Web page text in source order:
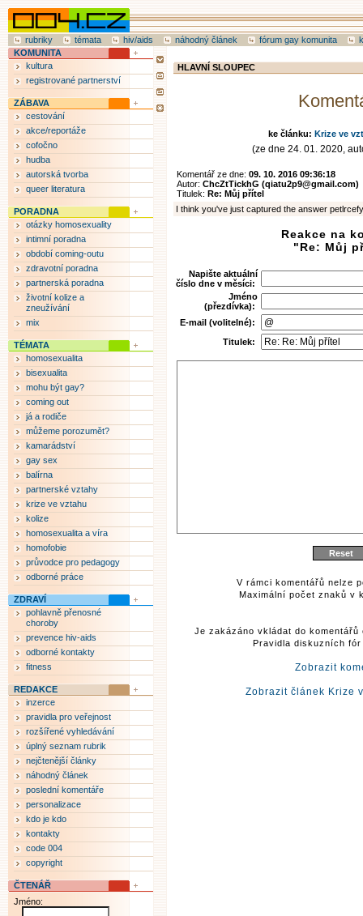
rubriky témata hiv/aids náhodný článek fórum gay komunita
HLAVNÍ SLOUPEC
ke článku: Krize ve
(ze dne 24. 01. 2020,
Komentář ze dne: 09. 10. 2016 09:36:18
Autor: ChcZtTickhG (qiatu2p9@gmail.com)
Titulek: Re: Můj přítel
I think you've just captured the answer petlrcefy
Reakce na
"Re: Můj
Napište aktuální
číslo dne v měsíci:
Jméno
(přezdívka):
E-mail (volitelné):
Titulek:
V rámci komentářů nelze
Maximální počet znaků v
Je zakázáno vkládat do
Pravidla diskuzních
Zobrazit
Zobrazit článek Krize
KOMUNITA
kultura
registrované partnerství
ZÁBAVA
cestování
akce/reportáže
cofočno
hudba
autorská tvorba
queer literatura
PORADNA
otázky homosexuality
intimní poradna
období coming-outu
zdravotní poradna
partnerská poradna
životní kolize a
zneužívání
mix
TÉMATA
homosexualita
bisexualita
mohu být gay?
coming out
já a rodiče
můžeme porozumět?
kamarádství
gay sex
balírna
partnerské vztahy
krize ve vztahu
kolize
homosexualita a víra
homofobie
průvodce pro pedagogy
odborné práce
ZDRAVÍ
pohlavně přenosné
choroby
prevence hiv-aids
odborné kontakty
fitness
REDAKCE
inzerce
pravidla pro veřejnost
rozšířené vyhledávání
úplný seznam rubrik
nejčtenější články
náhodný článek
poslední komentáře
personalizace
kdo je kdo
kontakty
code 004
copyright
ČTENÁŘ
Jméno: